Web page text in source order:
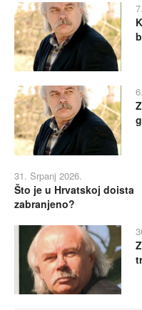
31. Srpanj 2026.
Što je u Hrvatskoj doista
zabranjeno?